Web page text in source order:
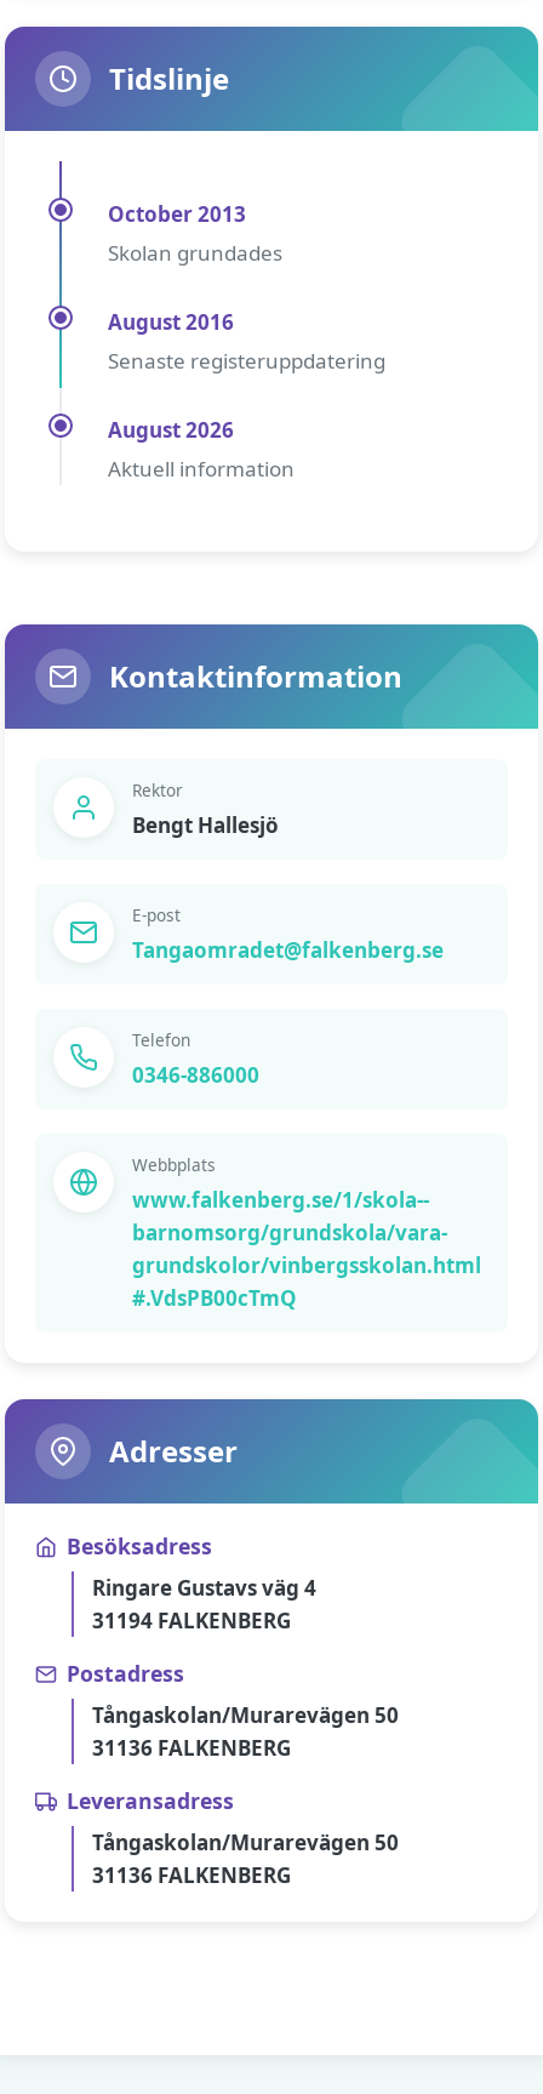
Tidslinje
October 2013
Skolan grundades
August 2016
Senaste registeruppdatering
August 2026
Aktuell information
Kontaktinformation
Rektor
Bengt Hallesjö
E-post
Tangaomradet@falkenberg.se
Telefon
0346-886000
Webbplats
www.falkenberg.se/1/skola--
barnomsorg/grundskola/vara-
grundskolor/vinbergsskolan.html
#.VdsPB00cTmQ
Adresser
Besöksadress
Ringare Gustavs väg 4
31194 FALKENBERG
Postadress
Tångaskolan/Murarevägen 50
31136 FALKENBERG
Leveransadress
Tångaskolan/Murarevägen 50
31136 FALKENBERG